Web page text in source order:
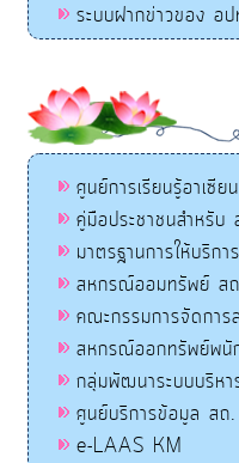
ระบบฝากข่าวของ อ
ศูนย์การเรียนรู้อาเซีย
คู่มือประชาชนสำหรับ
มาตรฐานการให้บริก
สหกรณ์ออมทรัพย์ ส
คณะกรรมการจัดกา
สหกรณ์ออกทรัพย์พนั
กลุ่มพัฒนาระบบบริหา
ศูนย์บริการข้อมูล สถ.
e-LAAS KM